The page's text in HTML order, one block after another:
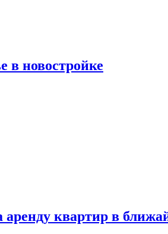
в новостройке
аренду квартир в